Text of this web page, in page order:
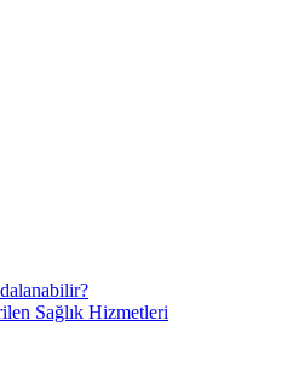
Sağlık Hizmetleri